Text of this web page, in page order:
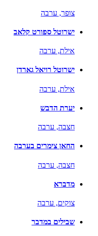
צופר, ערבה
ישרוטל ספורט קלאב
אילת, ערבה
ישרוטל רויאל גארדן
אילת, ערבה
יערת הדבש
חצבה, ערבה
החאן צימרים בערבה
חצבה, ערבה
מדברא
צוקים, ערבה
שבילים במדבר